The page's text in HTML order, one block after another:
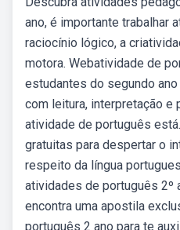
ano, é importante trabalhar
raciocínio lógico, a
motora. Webatividade de
estudantes do segundo
com leitura, interpretação e
atividade de português
gratuitas para despertar o
respeito da língua
atividades de português 2º
encontra uma apostila
português 2 ano para te